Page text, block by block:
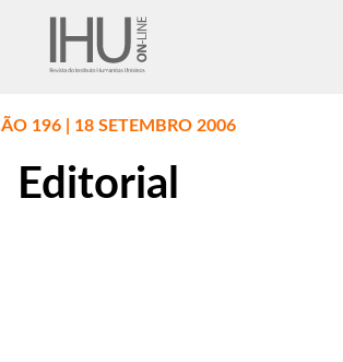
196 | 18 SETEMBRO 2006
Editorial